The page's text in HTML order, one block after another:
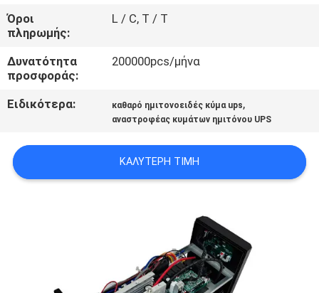
ΖΗΤΉΣΤΕ
ΜΙΑ
ΠΡΟΣΦΟΡΆ
ΠΟΛΙΤΙΚΉ
Όροι
πληρωμής:
L / C, T / T
Δυνατότητα
προσφοράς:
200000pcs/μήνα
Ειδικότερα: καθαρό ημιτονοειδές κύμα ups,
αναστροφέας κυμάτων ημιτόνου UPS
ΚΑΛΎΤΕΡΗ ΤΙΜΉ